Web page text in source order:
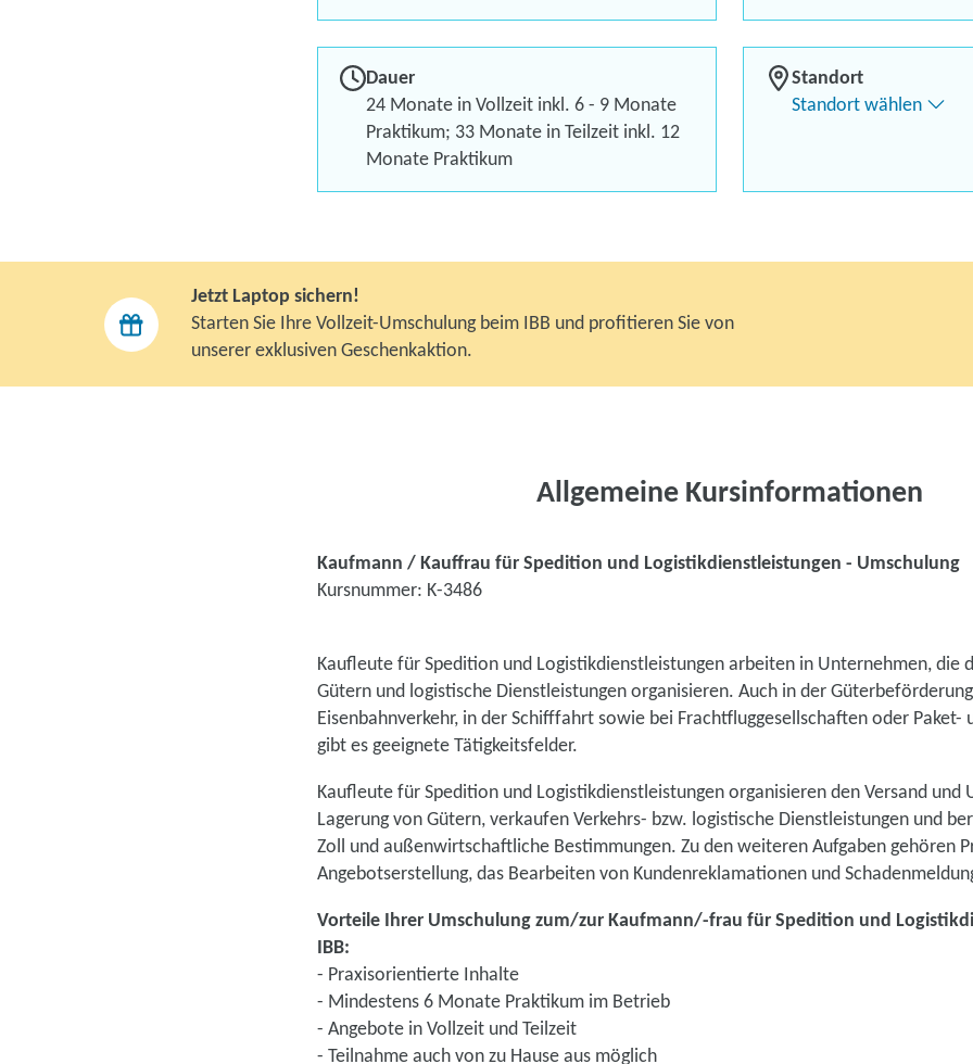
Dauer
24 Monate in Vollzeit inkl. 6 - 9 Monate
Praktikum; 33 Monate in Teilzeit inkl. 12
Monate Praktikum
Standort
Standort wählen
Jetzt Laptop sichern!
Starten Sie Ihre Vollzeit-Umschulung beim IBB und profitieren Sie von
unserer exklusiven Geschenkaktion.
Allgemeine Kursinformationen
Kaufmann / Kauffrau für Spedition und Logistikdienstleistungen - Umschulung
Kursnummer: K-3486
Kaufleute für Spedition und Logistikdienstleistungen arbeiten in Unternehmen, die
Gütern und logistische Dienstleistungen organisieren. Auch in der
Eisenbahnverkehr, in der Schifffahrt sowie bei Frachtfluggesellschaften oder Paket-
gibt es geeignete Tätigkeitsfelder.
Kaufleute für Spedition und Logistikdienstleistungen organisieren den Versand und
Lagerung von Gütern, verkaufen Verkehrs- bzw. logistische Dienstleistungen und
Zoll und außenwirtschaftliche Bestimmungen. Zu den weiteren Aufgaben gehören
Angebotserstellung, das Bearbeiten von Kundenreklamationen und
Vorteile Ihrer Umschulung zum/zur Kaufmann/-frau für Spedition und
IBB:
- Praxisorientierte Inhalte
- Mindestens 6 Monate Praktikum im Betrieb
- Angebote in Vollzeit und Teilzeit
- Teilnahme auch von zu Hause aus möglich